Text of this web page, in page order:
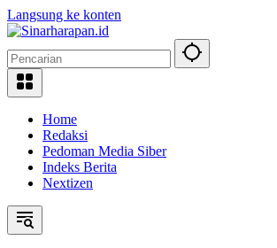
Langsung ke konten
Home
Redaksi
Pedoman Media Siber
Indeks Berita
Nextizen